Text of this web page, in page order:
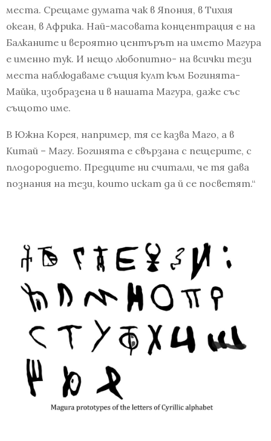
места. Срещаме думата чак в Япония, в Тихия
океан, в Африка. Най-масовата концентрация е на
Балканите и вероятно центърът на името Магура
е именно тук. И нещо любопитно- на всички тези
места наблюдаваме същия култ към Богинята-
Майка, изобразена и в нашата Магура, даже със
същото име.
В Южна Корея, например, тя се казва Маго, а в
Китай – Магу. Богинята е свързана с пещерите, с
плодородието. Предците ни считали, че тя дава
познания на тези, които искат да й се посветят.“